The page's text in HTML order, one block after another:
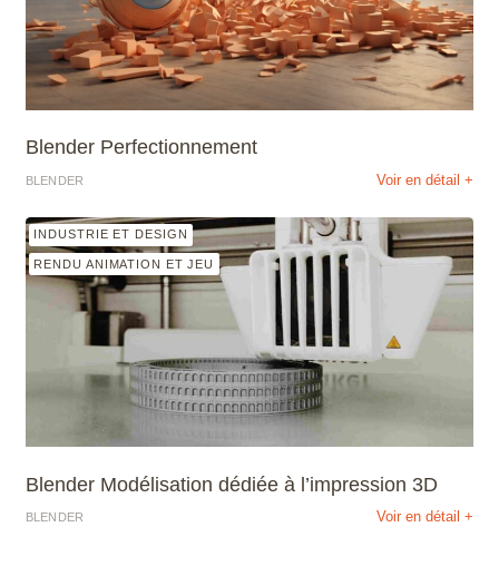
Blender Perfectionnement
BLENDER Voir en détail +
INDUSTRIE ET DESIGN
RENDU ANIMATION ET JEU
Blender Modélisation dédiée à l’impression 3D
BLENDER Voir en détail +